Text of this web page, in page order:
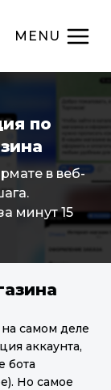
MENU
по
в веб-
минут 15
самом деле
аккаунта,
бота
Но самое